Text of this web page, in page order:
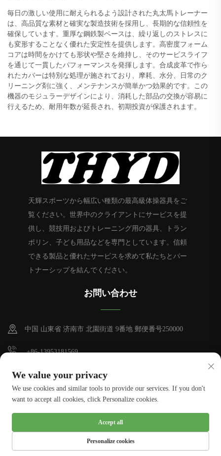
毎日の激しい使用に耐えられるよう設計された丸太馬トレーナー
は、高品質な素材と確実な製造技術を採用し、長期的な信頼性を
確保しています。重厚な鋼鉄製ベースは、繰り返しのストレスに
も変形することなく優れた安定性を提供します。高密度フォーム
コアは時間をかけても形状や堅さを維持し、そのサービスライフ
を通じて一貫したパフォーマンスを発揮します。合成皮革で作ら
れたカバーは特別な処理が施されており、摩耗、水分、日常のク
リーニング剤に強く、メンテナンスが簡単かつ効果的です。この
機器のモジュラーデザインにより、消耗した部品の交換が容易に
行えるため、耐用年数が延長され、初期投資が保護されます。
天輝スポーツから幅広い種類の最高級体操器具をご
覧ください。世界中のクライアントにサービスを提
供し、競技用およびトレーニング用の器具、トラン
ポリン、子ども用品などを専門としています。信頼
できる製品と優れたサービスを求めて私たちとパー
トナーシップを結んでください。
お問い合わせ
中国 山東省 济南市 北園街道 9番地 郵便番号250000
+86-13953181569
[email protected]
著作権 © Tianhui Sports. 全ての権利は留保されます。 プライバシーポ
リシー
We value your privacy
We use cookies and similar tools to provide our services. If you don't
want to accept all cookies, click Personalize cookies.
Personalize cookies
Accept all